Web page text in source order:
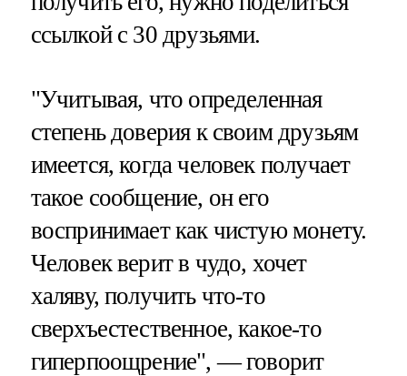
ссылкой с 30 друзьями.
"Учитывая, что определенная
степень доверия к своим друзьям
имеется, когда человек получает
такое сообщение, он его
воспринимает как чистую монету.
Человек верит в чудо, хочет
халяву, получить что-то
сверхъестественное, какое-то
гиперпоощрение", — говорит